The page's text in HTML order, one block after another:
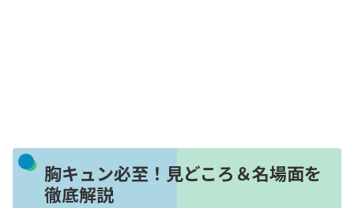
胸キュン必至！見どころ＆名場面を
徹底解説